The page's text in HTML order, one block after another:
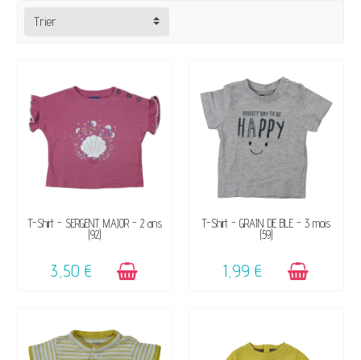
plus
Plus de 300 marques jusqu’à -80% du prix
neuf en magasin : Petit Bateau, Sergent
Major, IKKS, Catimini, La Compagnie des
Petits, Gymp, Tape à l’œil, Okaidi, Obaibi,
Vertbaudet, DPAM,3 Pommes, Name It,
Cyrillus, Ralph Lauren, River Woods, Jacadi,
garçons. Sur LesPtitsPotes.be vous pourrez
Trier
DISPONIBLE
T-Shirt - SERGENT MAJOR - 2 ans
(92)
3,50 €
DISPONIBLE
T-Shirt - GRAIN DE BLÉ - 3 mois
(59)
1,99 €